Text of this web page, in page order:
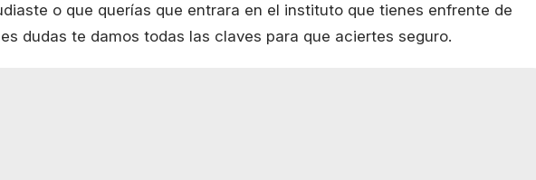
o que querías que entrara en el instituto que tienes enfrente de
dudas te damos todas las claves para que aciertes seguro.